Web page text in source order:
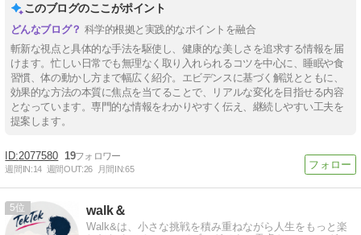
このブログのここがポイント
科学的根拠と実践的なポイントを融合
斬新な視点と具体的な手法を駆使し、健康的な美しさを追求する情報を届
けます。忙しい日常でも無理なく取り入れられるコツを中心に、睡眠や食
習慣、体の動かし方まで幅広く紹介。エビデンスに基づく解説とともに、
効果的な方法の本質に焦点を当てることで、リアルな変化を目指せる内容
となっています。専門的な情報をわかりやすく伝え、継続しやすい工夫を
提案します。
2077580 19
週間IN:14 週間OUT:26 月間IN:65
5 walk＆
Walk&は、小さな挑戦を積み重ねながら人生をもっと楽